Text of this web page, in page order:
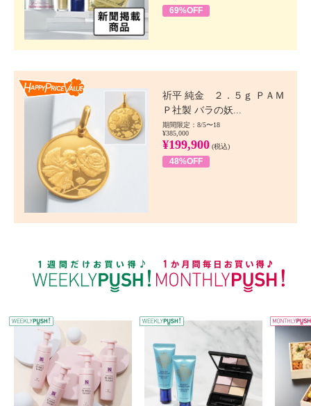
69%OFF
祈平 純金 ２．５ｇ ＰＡＭ
Ｐ社製 バラの妖...
期間限定：8/5〜18
¥385,000
¥199,900 (税込)
48%OFF
WEEKLY PUSH